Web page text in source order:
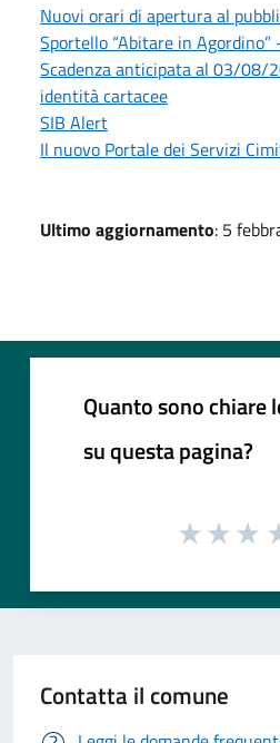
Nuovi orari di apertura al
Sportello “Abitare in
Scadenza anticipata al 03/08/
identità cartacee
SIB Alert
Il nuovo Portale dei Servizi
Ultimo aggiornamento: 5
Quanto sono chiare
su questa pagina?
Contatta il comune